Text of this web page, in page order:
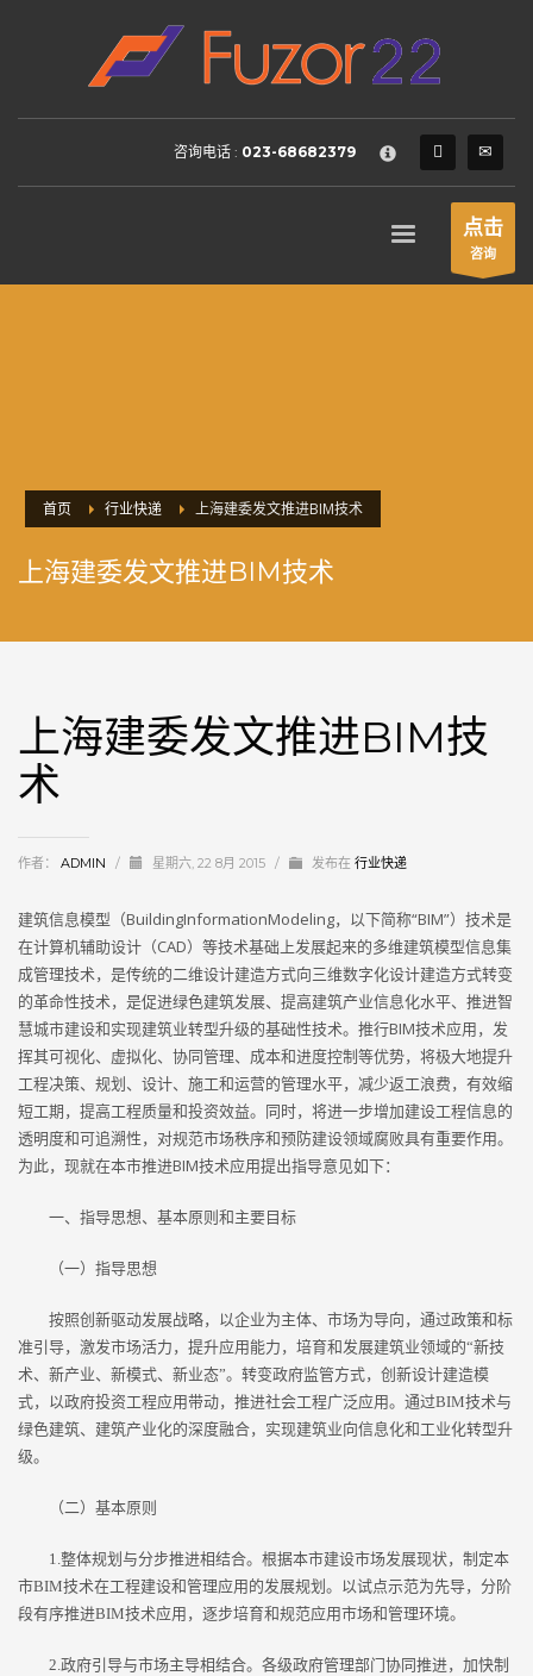
HOW TO SHOP
Login or create new account.
2 Review your order.
FREEshipment
If you still have problems, please let us know, by sending an
SHOWROOM HOURS
咨询电话 : 023-68682379
点击
咨询
首页 行业快递 上海建委发文推进BIM技术
上海建委发文推进BIM技术
上海建委发文推进BIM技
术
作者： ADMIN / 星期六, 22 8月 2015 / 发布在 行业快递
建筑信息模型（BuildingInformationModeling，以下简称“BIM”）技术是
在计算机辅助设计（CAD）等技术基础上发展起来的多维建筑模型信息集
成管理技术，是传统的二维设计建造方式向三维数字化设计建造方式转变
的革命性技术，是促进绿色建筑发展、提高建筑产业信息化水平、推进智
慧城市建设和实现建筑业转型升级的基础性技术。推行BIM技术应用，发
挥其可视化、虚拟化、协同管理、成本和进度控制等优势，将极大地提升
工程决策、规划、设计、施工和运营的管理水平，减少返工浪费，有效缩
短工期，提高工程质量和投资效益。同时，将进一步增加建设工程信息的
透明度和可追溯性，对规范市场秩序和预防建设领域腐败具有重要作用。
为此，现就在本市推进BIM技术应用提出指导意见如下：
一、指导思想、基本原则和主要目标
（一）指导思想
按照创新驱动发展战略，以企业为主体、市场为导向，通过政策和标
准引导，激发市场活力，提升应用能力，培育和发展建筑业领域的“新技
术、新产业、新模式、新业态”。转变政府监管方式，创新设计建造模
式，以政府投资工程应用带动，推进社会工程广泛应用。通过BIM技术与
绿色建筑、建筑产业化的深度融合，实现建筑业向信息化和工业化转型升
级。
（二）基本原则
1.整体规划与分步推进相结合。根据本市建设市场发展现状，制定本
市BIM技术在工程建设和管理应用的发展规划。以试点示范为先导，分阶
段有序推进BIM技术应用，逐步培育和规范应用市场和管理环境。
2.政府引导与市场主导相结合。各级政府管理部门协同推进，加快制